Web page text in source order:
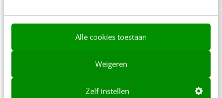
Alle cookies toestaan
Weigeren
Zelf instellen
iets online noemen als je altijd online bent. Als
al je documenten, films, muziek, in de
staan, als zelfs je hardloopschoenen
renstatistieken aan jouw Nike website
doorgeven? We gaan naar een altijd-aan, overal